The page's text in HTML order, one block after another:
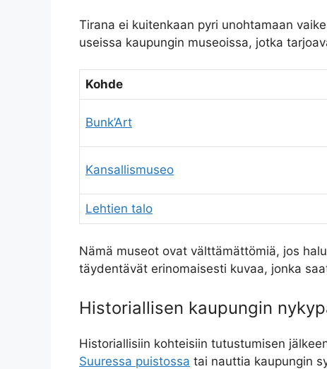
Tirana ei kuitenkaan pyri unohtamaan
useissa kaupungin museoissa, jotka
Kohde
Bunk’Art
Kansallismuseo
Lehtien talo
Nämä museot ovat välttämättömiä, jos
täydentävät erinomaisesti kuvaa, jonka
Historiallisen kaupungin
Historiallisiin kohteisiin tutustumisen
Suuressa puistossa tai nauttia kaupungin